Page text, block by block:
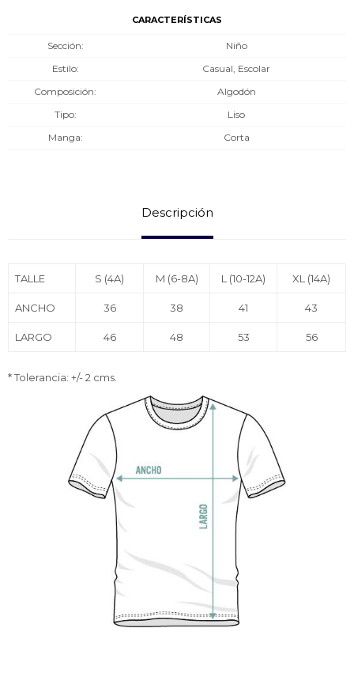
CARACTERÍSTICAS
Sección
Niño
Estilo
Casual, Escolar
Composición
Algodón
Tipo
Liso
Manga
Corta
Descripción
TALLE S (4A) M (6-8A) L (10-12A) XL (14A)
ANCHO 36 38 41 43
LARGO 46 48 53 56
* Tolerancia: +/- 2 cms.